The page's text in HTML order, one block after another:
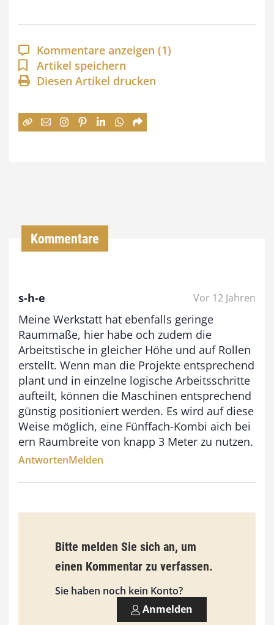
p
a
n
n
:
s
9
3
,
0
0
Kommentare anzeigen (1)
Artikel speichern
Diesen Artikel drucken
Kommentare
s-h-e Vor 12 Jahren
Meine Werkstatt hat ebenfalls geringe
Raummaße, hier habe och zudem die
Arbeitstische in gleicher Höhe und auf Rollen
erstellt. Wenn man die Projekte entsprechend
plant und in einzelne logische Arbeitsschritte
aufteilt, können die Maschinen entsprechend
günstig positioniert werden. Es wird auf diese
Weise möglich, eine Fünffach-Kombi aich bei
ern Raumbreite von knapp 3 Meter zu nutzen.
AntwortenMelden
Bitte melden Sie sich an, um
einen Kommentar zu verfassen.
Sie haben noch kein Konto?
Anmelden